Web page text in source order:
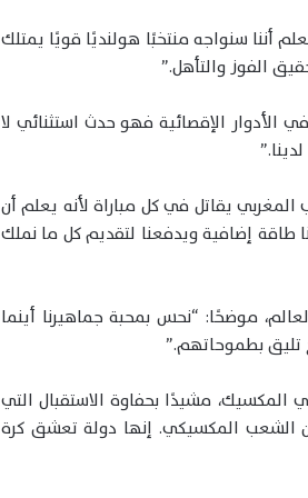
أننا سنواجه منتخبًا هولنديًا قويًا يمتلك
الفوز والتأهل.”
الإقصائية فهو حدث استثنائي لا
المغربي يقاتل في كل مباراة لأنه يعلم أن
طاقة إضافية ويدفعنا لتقديم كل ما نملك
موضحًا: “نحس بمحبة جماهيرنا أينما
تليق بطموحاتهم.”
مشيدًا بحفاوة الاستقبال التي
الشعب المكسيكي. إنها دولة تعشق كرة